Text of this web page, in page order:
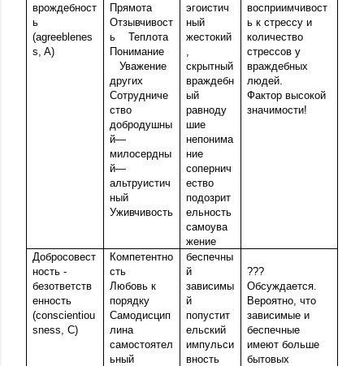
врождебност
ь
(agreeblenes
s, A)
Прямота
Отзывчивост
ь
Теплота
Понимание
Уважение
других
Сотрудниче
ство
добродушны
й—
милосердны
й—
альтруистич
ный
Уживчивость
эгоистич
ный
жестокий
скрытный
враждебн
ый
равноду
шие
непонима
ние
сопернич
ество
подозрит
ельность
самоува
жение
восприимчивост
ь к стрессу и
количество
стрессов у
враждебных
людей.
Фактор высокой
значимости!
Добросовест
ность -
безответств
енность
(conscientiou
sness, C)
Компетентно
сть
Любовь к
порядку
Самодисцип
лина
самостоятел
ьный
беспечны
й
зависимы
й
попустит
ельский
импульси
вность
???
Обсуждается.
Вероятно, что
зависимые и
беспечные
имеют больше
бытовых